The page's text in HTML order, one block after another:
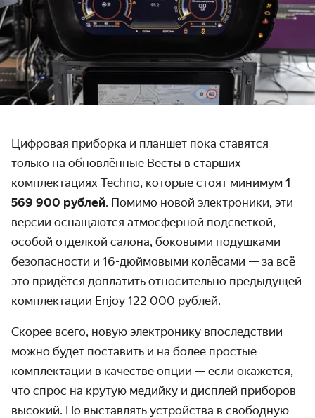
Цифровая приборка и планшет пока ставятся
только на обновлённые Весты в старших
комплектациях Techno, которые стоят минимум 1
569 900 рублей. Помимо новой электроники, эти
версии оснащаются атмосферной подсветкой,
особой отделкой салона, боковыми подушками
безопасности и 16-дюймовыми колёсами — за всё
это придётся доплатить относительно предыдущей
комплектации Enjoy 122 000 рублей.
Скорее всего, новую электронику впоследствии
можно будет поставить и на более простые
комплектации в качестве опции — если окажется,
что спрос на крутую медийку и дисплей приборов
высокий. Но выставлять устройства в свободную